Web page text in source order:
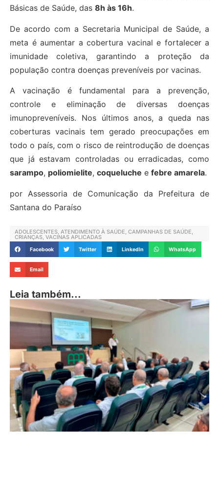
Básicas de Saúde, das 8h às 16h.
De acordo com a Secretaria Municipal de Saúde, a
meta é aumentar a cobertura vacinal e fortalecer a
imunidade coletiva, garantindo a proteção da
população contra doenças preveníveis por vacinas.
A vacinação é fundamental para a prevenção,
controle e eliminação de diversas doenças
imunopreveníveis. Nos últimos anos, a queda nas
coberturas vacinais tem gerado preocupações em
todo o país, com o risco de reintrodução de doenças
que já estavam controladas ou erradicadas, como
sarampo, poliomielite, coqueluche e febre amarela.
por Assessoria de Comunicação da Prefeitura de
Santana do Paraíso
ADOLESCENTES, ATENDIMENTO À SAÚDE, CAMPANHAS DE SAÚDE,
CRIANÇAS, VACINAS APLICADAS
Facebook Twitter LinkedIn WhatsApp
Email
Leia também...